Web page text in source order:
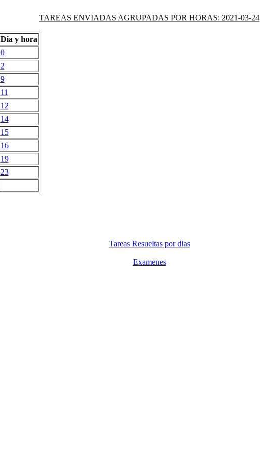
TAREAS ENVIADAS AGRUPADAS POR HORAS: 2021-03-24
Dia y hora
0
2
9
11
12
14
15
16
19
23
Tareas Resueltas por dias
Examenes